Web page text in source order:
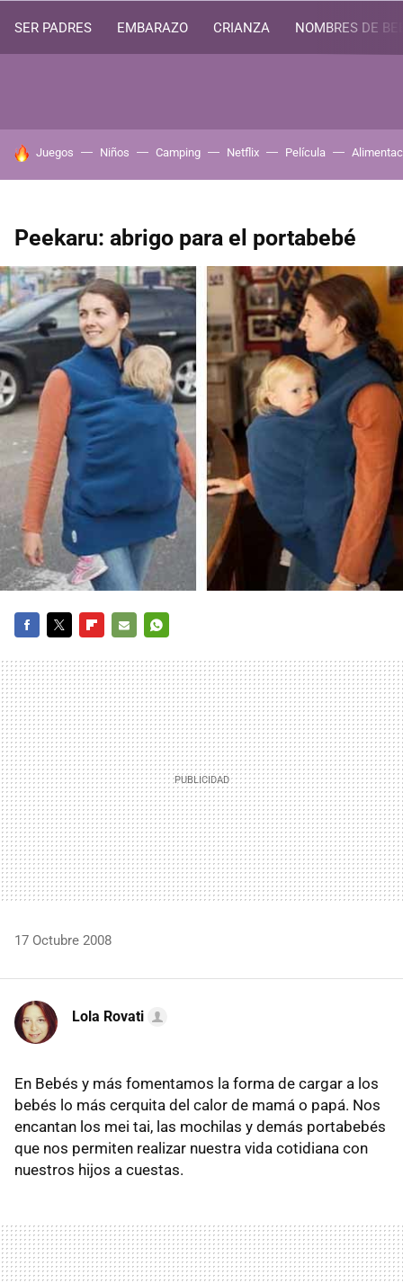
SER PADRES EMBARAZO CRIANZA NOMBRES DE
HOY SE HABLA DE
Juegos Niños Camping Netflix Película
Peekaru: abrigo para el portabebé
MAIL
17 Octubre 2008
Lola Rovati
En Bebés y más fomentamos la forma de cargar a los
bebés lo más cerquita del calor de mamá o papá. Nos
encantan los mei tai, las mochilas y demás portabebés
que nos permiten realizar nuestra vida cotidiana con
nuestros hijos a cuestas.